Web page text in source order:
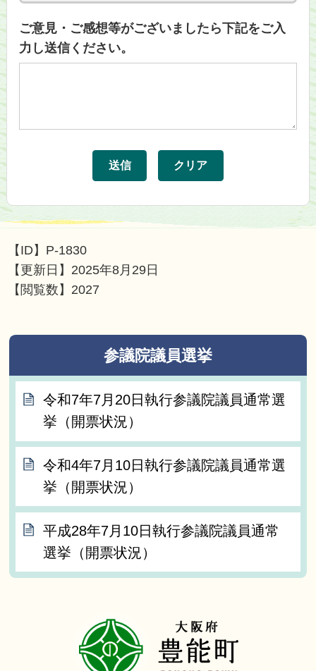
ご意見・ご感想等がございましたら下記をご入
力し送信ください。
【ID】 P-1830
【更新日】 2025年8月29日
【閲覧数】 2027
参議院議員選挙
令和7年7月20日執行参議院議員通常選
挙（開票状況）
令和4年7月10日執行参議院議員通常選
挙（開票状況）
平成28年7月10日執行参議院議員通常
選挙（開票状況）